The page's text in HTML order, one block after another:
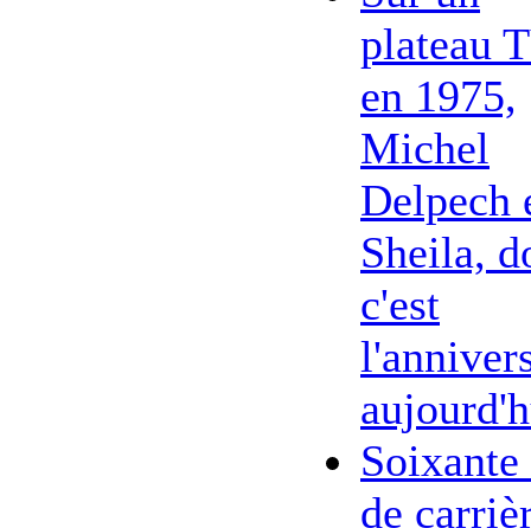
plateau
en 1975,
Michel
Delpech
Sheila,
c'est
Soixante
de